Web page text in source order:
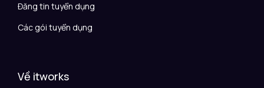
Đăng tin tuyển dụng
Các gói tuyển dụng
Về itworks